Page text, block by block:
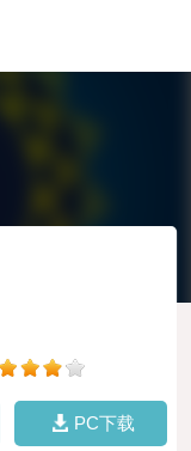
PC下载